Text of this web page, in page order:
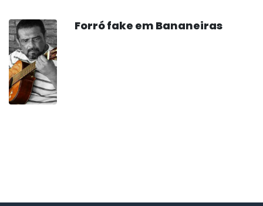
Forró fake em Bananeiras